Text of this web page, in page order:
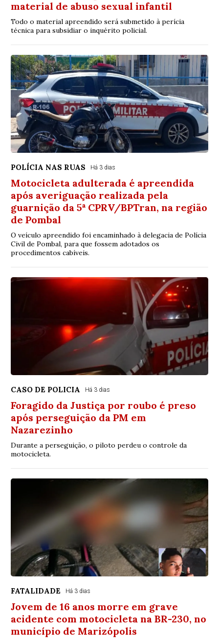
material de abuso sexual infantil
Todo o material apreendido será submetido à perícia
técnica para subsidiar o inquérito policial.
POLÍCIA NAS RUAS Há 3 dias
Motocicleta adulterada é apreendida
após averiguação realizada pela
guarnição da 5ª CPRV/BPTran, na região
de Pombal
O veículo apreendido foi encaminhado à delegacia de Polícia
Civil de Pombal, para que fossem adotados os
procedimentos cabíveis.
CASO DE POLICIA Há 3 dias
Foragido da Justiça por roubo é preso
após perseguição da PM em
Nazarezinho
Durante a perseguição, o piloto perdeu o controle da
motocicleta.
FATALIDADE Há 3 dias
Jovem de 16 anos morre em grave
acidente com motocicleta na BR-230, no
município de Marizópolis